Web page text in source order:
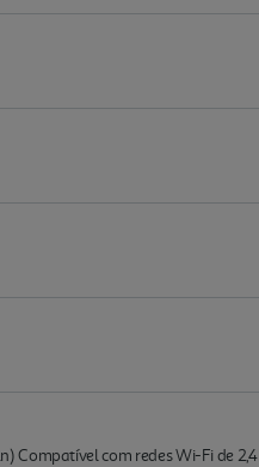
Compatível com redes Wi-Fi de 2,4